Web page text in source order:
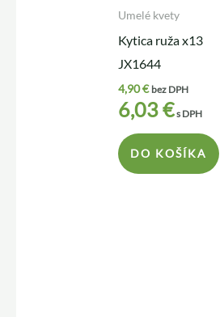
Umelé kvety
Kytica ruža x13
JX1644
4,90€ bez DPH
6,03€s DPH
DO KOŠÍKA